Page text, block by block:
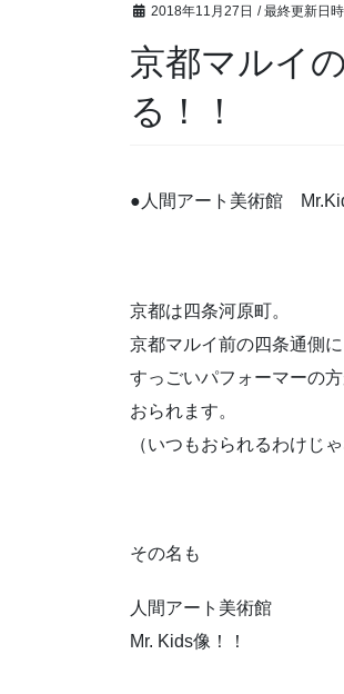
2018年11月27日 / 最終更新日
京都マルイ
る！！
●人間アート美術館
京都は四条河原町。
京都マルイ前の四条通側に
すっごいパフォーマーの
おられます。
（いつもおられるわけじゃ
その名も
人間アート美術館
Mr. Kids像！！